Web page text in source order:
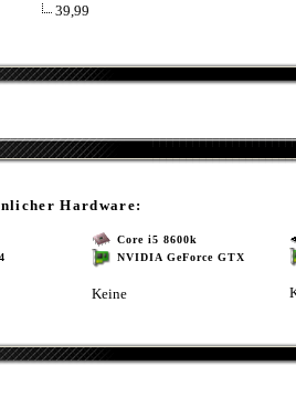
39,99
Hardware:
Core i5 8600k
NVIDIA GeForce GTX
Keine